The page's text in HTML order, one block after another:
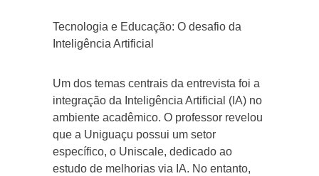
Tecnologia e Educação: O desafio da
Inteligência Artificial
Um dos temas centrais da entrevista foi a
integração da Inteligência Artificial (IA) no
ambiente acadêmico. O professor revelou
que a Uniguaçu possui um setor
específico, o Uniscale, dedicado ao
estudo de melhorias via IA. No entanto,